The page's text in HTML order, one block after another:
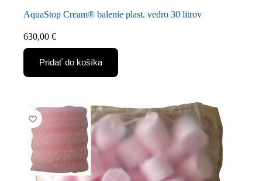
AquaStop Cream® balenie plast. vedro 30 litrov
630,00 €
Pridať do košíka